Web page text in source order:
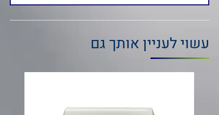
עשוי לעניין אותך גם